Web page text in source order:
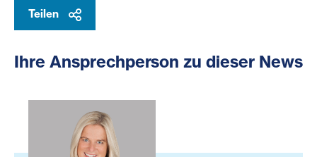
Teilen
Ihre Ansprechperson zu dieser News